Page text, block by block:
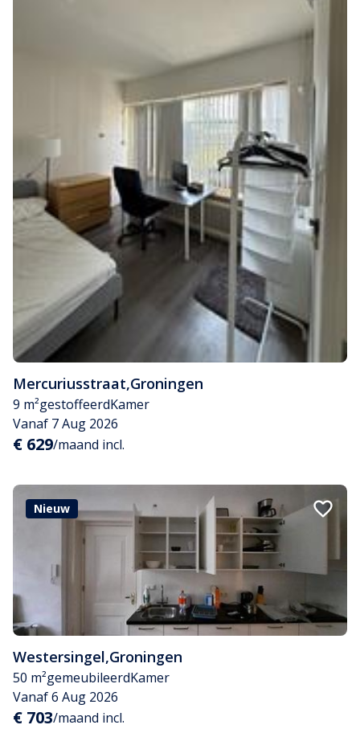
Mercuriusstraat,Groningen
9 m²gestoffeerdKamer
Vanaf 7 Aug 2026
€ 629/maand incl.
Nieuw
Westersingel,Groningen
50 m²gemeubileerdKamer
Vanaf 6 Aug 2026
€ 703/maand incl.